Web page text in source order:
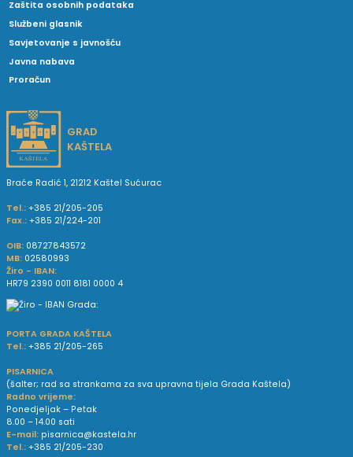
Zaštita osobnih podataka
Službeni glasnik
Savjetovanje s javnošću
Javna nabava
Proračun
GRAD
KAŠTELA
Braće Radić 1, 21212 Kaštel Sućurac
Tel.: +385 21/205-205
Fax.: +385 21/224-201
OIB: 08727843572
MB: 02580993
Žiro - IBAN:
HR79 2390 0011 8181 0000 4
PORTA GRADA KAŠTELA
Tel.: +385 21/205-265
PISARNICA
(šalter; rad sa strankama za sva upravna tijela Grada Kaštela)
Radno vrijeme:
Ponedjeljak – Petak
8.00 – 14.00 sati
E-mail: pisarnica@kastela.hr
Tel.: +385 21/205-230